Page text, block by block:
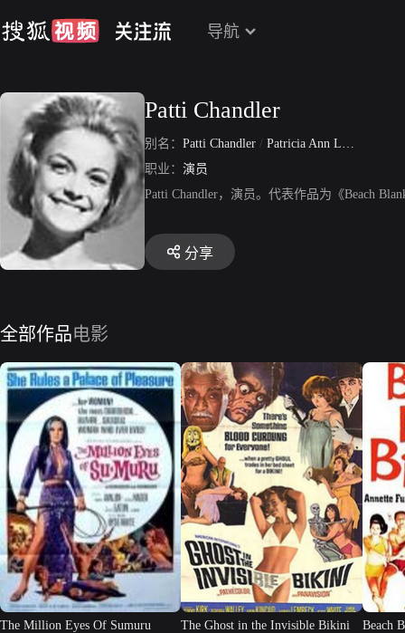
导航
Patti Chandler
别名： Patti Chandler / Patricia Ann Lauderback
职业： 演员
Patti Chandler，演员。代表作品为《Beach
分享
全部作品电影
The Million Eyes Of Sumuru
The Ghost in the Invisible Bikini
Beach